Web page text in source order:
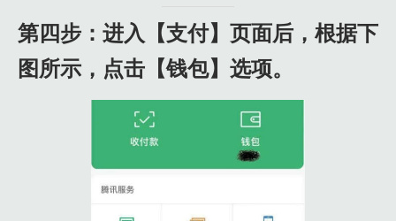
第四步：进入【支付】页面后，根据下
图所示，点击【钱包】选项。